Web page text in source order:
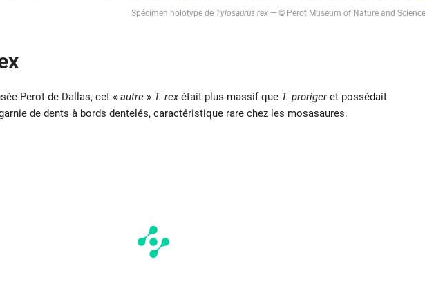
Spécimen holotype de Tylosaurus rex — © Perot Museum of Nature and Science
Perot de Dallas, cet « autre » T. rexétait plus massif que T. prorigeret possédait
de dents à bords dentelés, caractéristique rare chez les mosasaures.